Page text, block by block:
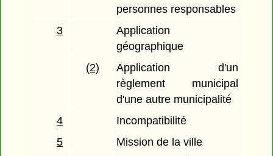
personnes responsables
3
Application
géographique
(2)
Application d'un
règlement municipal
d'une autre municipalité
4
Incompatibilité
5
Mission de la ville